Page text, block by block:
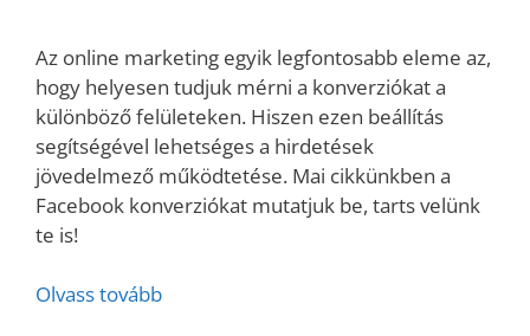
Az online marketing egyik legfontosabb eleme az,
hogy helyesen tudjuk mérni a konverziókat a
különböző felületeken. Hiszen ezen beállítás
segítségével lehetséges a hirdetések
jövedelmező működtetése. Mai cikkünkben a
Facebook konverziókat mutatjuk be, tarts velünk
te is!
Olvass tovább